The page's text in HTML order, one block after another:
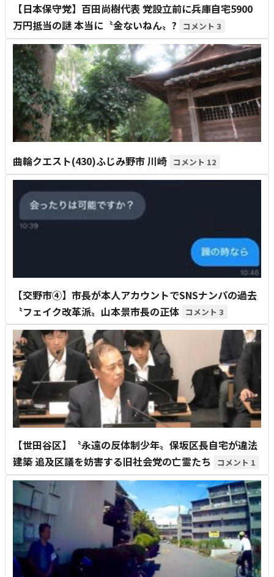
【日本保守党】百田尚樹代表 党設立前に兵庫自宅5900
万円抵当の謎 本当に〝金ないねん〟?
3
曲輪クエスト(430)ふじみ野市 川崎 12
【交野市④】市長が本人アカウントでSNSナンパの過去
〝フェイク改革派〟山本景市長の正体
3
【世田谷区】〝永遠の反体制少年〟保坂区長自宅が違法
建築 追及区議を妨害する旧社会党の亡霊たち
1